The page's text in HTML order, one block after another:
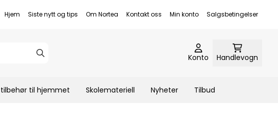
Hjem Siste nytt og tips Om Nortea Kontakt oss Min konto Salgsbetingelser
Konto Handlevogn
til hjemmet Skolemateriell Nyheter Tilbud